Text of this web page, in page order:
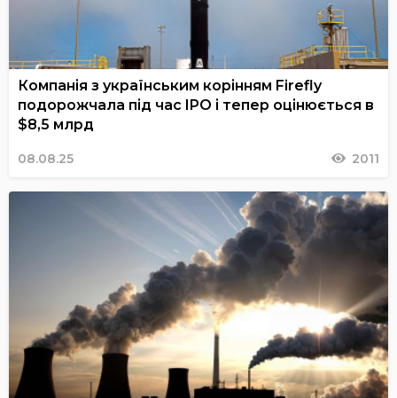
Компанія з українським корінням Firefly
подорожчала під час IPO і тепер оцінюється в
$8,5 млрд
08.08.25 2011